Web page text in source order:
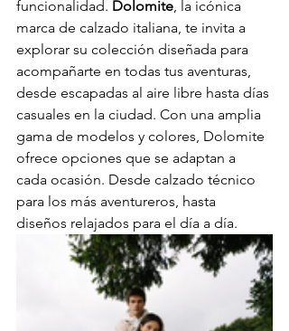
funcionalidad. Dolomite, la icónica
marca de calzado italiana, te invita a
explorar su colección diseñada para
acompañarte en todas tus aventuras,
desde escapadas al aire libre hasta días
casuales en la ciudad. Con una amplia
gama de modelos y colores, Dolomite
ofrece opciones que se adaptan a
cada ocasión. Desde calzado técnico
para los más aventureros, hasta
diseños relajados para el día a día.